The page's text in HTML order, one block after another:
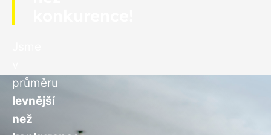
průměru
levnější
než